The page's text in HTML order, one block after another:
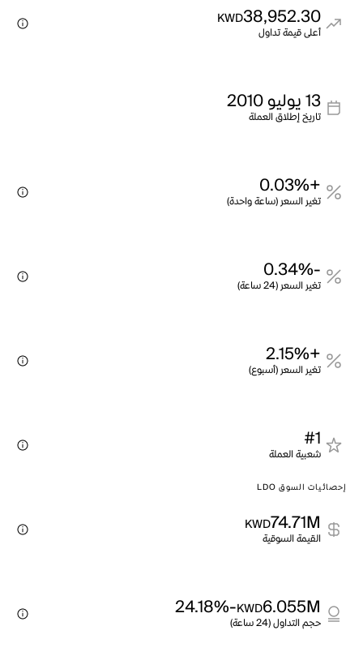
38,952.30
KWD
أعلى قيمة تداول
13 يوليو 2010
تاريخ إطلاق العملة
+0.03%
تغير السعر (ساعة واحدة)
-0.34%
تغير السعر (24 ساعة)
+2.15%
تغير السعر (أسبوع)
#1
شعبية العملة
إحصائيات السوق LDO
74.71M
KWD
القيمة السوقية
6.055M
KWD
-24.18%
حجم التداول (24 ساعة)